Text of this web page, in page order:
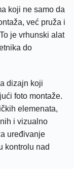
koji ne samo da
već pruža i
je vrhunski alat
do
dizajn koji
foto montaže.
elemenata,
i vizualno
uređivanje
kontrolu nad